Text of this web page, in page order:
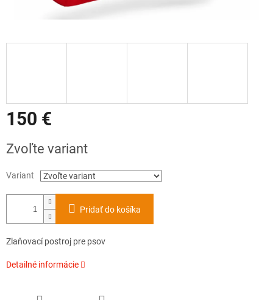
150 €
cena:
Zvoľte variant
Variant
Pridať do košíka
Zlaňovací postroj pre psov
Detailné informácie